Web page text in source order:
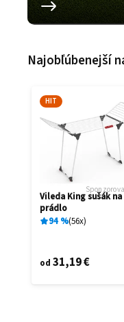
Najobľúbenejší
HIT
Vileda King sušák na
prádlo
94% 56x
od 31,19 €